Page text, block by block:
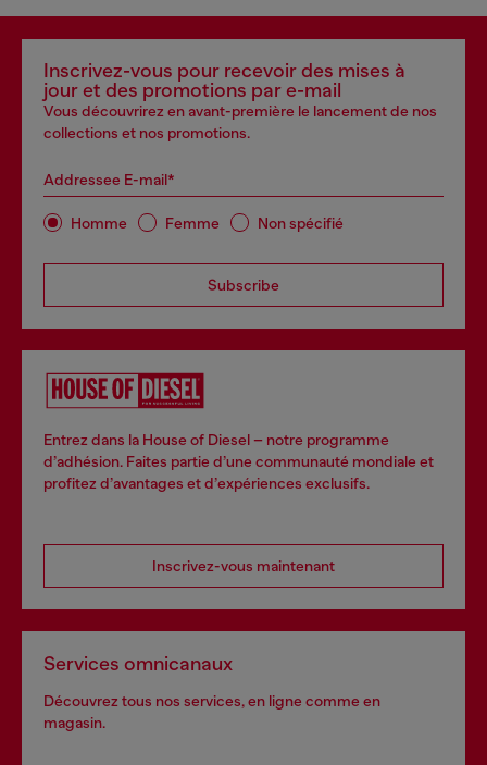
Inscrivez-vous pour recevoir des mises à
jour et des promotions par e-mail
Vous découvrirez en avant-première le lancement de nos
collections et nos promotions.
Addressee E-mail*
Homme Femme Non spécifié
Subscribe
Entrez dans la House of Diesel – notre programme
d’adhésion. Faites partie d’une communauté mondiale et
profitez d’avantages et d’expériences exclusifs.
Inscrivez-vous maintenant
Services omnicanaux
Découvrez tous nos services, en ligne comme en
magasin.